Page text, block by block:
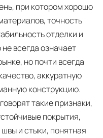
при котором хорошо
точность
отделки и
всегда означает
но почти всегда
аккуратную
конструкцию.
такие признаки,
покрытия,
и стыки, понятная